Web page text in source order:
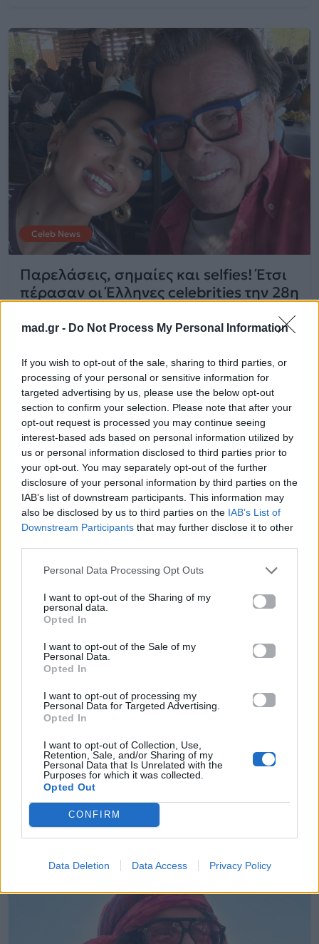
mad.gr - Do Not Process My Personal Information
If you wish to opt-out of the sale, sharing to third parties, or
processing of your personal or sensitive information for
targeted advertising by us, please use the below opt-out
section to confirm your selection. Please note that after your
opt-out request is processed you may continue seeing
interest-based ads based on personal information utilized by
us or personal information disclosed to third parties prior to
your opt-out. You may separately opt-out of the further
disclosure of your personal information by third parties on the
IAB’s list of downstream participants. This information may
also be disclosed by us to third parties on the IAB’s List of
Downstream Participants that may further disclose it to other
Personal Data Processing Opt Outs
I want to opt-out of the Sharing of my
personal data.
Opted In
I want to opt-out of the Sale of my
Personal Data.
Opted In
I want to opt-out of processing my
Personal Data for Targeted Advertising.
Opted In
I want to opt-out of Collection, Use,
Retention, Sale, and/or Sharing of my
Personal Data that Is Unrelated with the
Purposes for which it was collected.
Opted Out
CONFIRM
Data Deletion Data Access Privacy Policy
Celeb News
Παρελάσεις, σημαίες και selfies! Έτσι
πέρασαν οι Έλληνες celebrities την 28η
Το «Όχι» αλλιώς: Από τα βουνά της
Πίνδου στα μικρά «όχι» που λες κάθε
μέρα χωρίς να το καταλαβαίνεις
28.10.2025